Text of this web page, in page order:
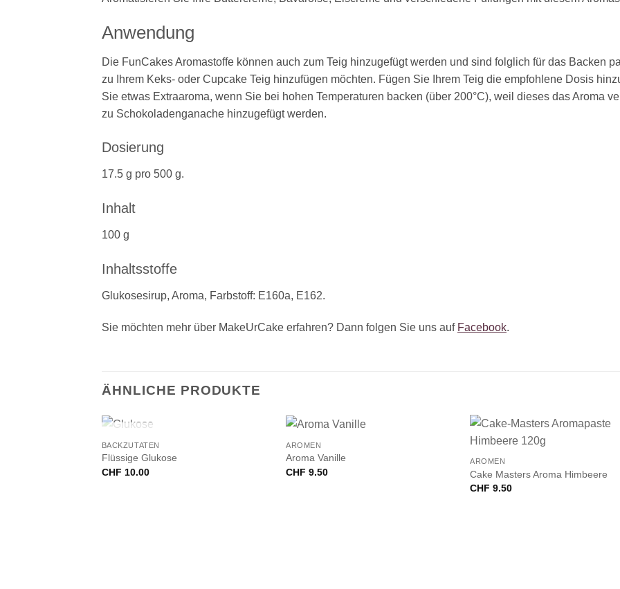
Anwendung
Die FunCakes Aromastoffe können auch zum Teig hinzugefügt werden und sind folglich für das Backen
zu Ihrem Keks- oder Cupcake Teig hinzufügen möchten. Fügen Sie Ihrem Teig die empfohlene Dosis
Sie etwas Extraaroma, wenn Sie bei hohen Temperaturen backen (über 200°C), weil dieses das Aroma
zu Schokoladenganache hinzugefügt werden.
Dosierung
17.5 g pro 500 g.
Inhalt
100 g
Inhaltsstoffe
Glukosesirup, Aroma, Farbstoff: E160a, E162.
Sie möchten mehr über MakeUrCake erfahren? Dann folgen Sie uns auf Facebook.
ÄHNLICHE PRODUKTE
+
NICHT VORRÄTIG
BACKZUTATEN
Flüssige Glukose
CHF 10.00
AROMEN
Aroma Vanille
CHF 9.50
+
AROMEN
Cake Masters Aroma Himbeere
CHF 9.50